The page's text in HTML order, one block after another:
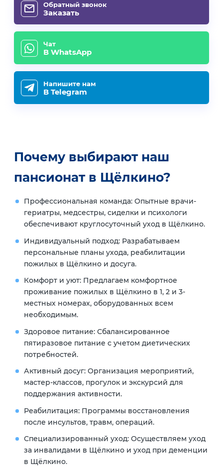
Обратный звонок
Заказать
Чат
В WhatsApp
Напишите нам
В Telegram
Почему выбирают наш
пансионат в Щёлкино?
Профессиональная команда: Опытные врачи-
гериатры, медсестры, сиделки и психологи
обеспечивают круглосуточный уход в Щёлкино.
Индивидуальный подход: Разрабатываем
персональные планы ухода, реабилитации
пожилых в Щёлкино и досуга.
Комфорт и уют: Предлагаем комфортное
проживание пожилых в Щёлкино в 1, 2 и 3-
местных номерах, оборудованных всем
необходимым.
Здоровое питание: Сбалансированное
пятиразовое питание с учетом диетических
потребностей.
Активный досуг: Организация мероприятий,
мастер-классов, прогулок и экскурсий для
поддержания активности.
Реабилитация: Программы восстановления
после инсультов, травм, операций.
Специализированный уход: Осуществляем уход
за инвалидами в Щёлкино и уход при деменции
в Щёлкино.